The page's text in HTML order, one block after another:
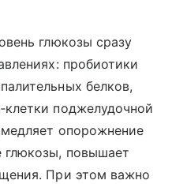
глюкозы сразу
пробиотики
белков,
поджелудочной
опорожнение
повышает
При этом важно